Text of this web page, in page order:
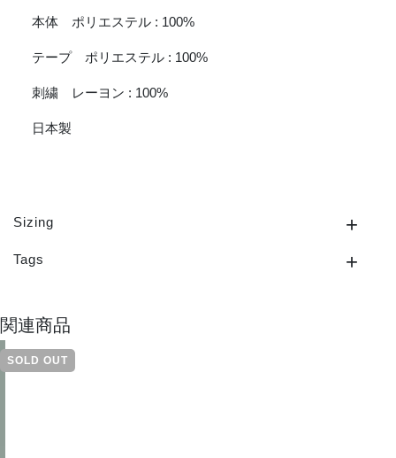
本体 ポリエステル : 100%
テープ ポリエステル : 100%
刺繍 レーヨン : 100%
日本製
Sizing
Tags
関連商品
SOLD OUT